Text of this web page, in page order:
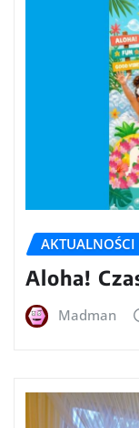
AKTUALNOŚCI
Aloha!
Madman